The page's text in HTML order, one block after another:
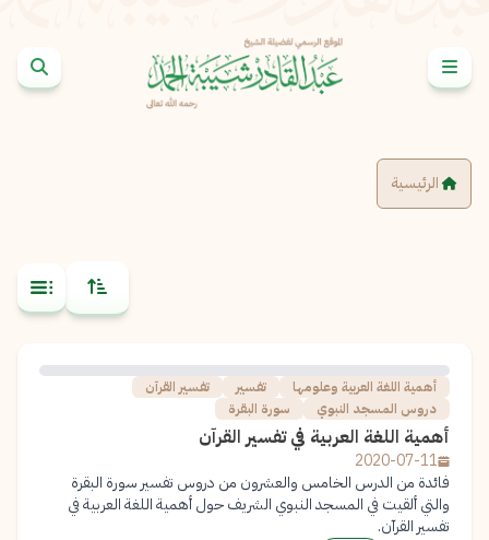
الرئيسية
أهمية اللغة العربية وعلومها تفسير
تفسير القرآن
دروس المسجد النبوي
سورة البقرة
أهمية اللغة العربية في تفسير القرآن
2020-07-11
فائدة من الدرس الخامس والعشرون من دروس تفسير سورة البقرة
والتي ألقيت في المسجد النبوي الشريف حول أهمية اللغة العربية في
تفسير القرآن.